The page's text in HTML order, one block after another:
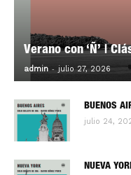
Verano con ‘Ñ’ |
admin - julio 27, 2026
BUENOS
julio 24,
NUEVA